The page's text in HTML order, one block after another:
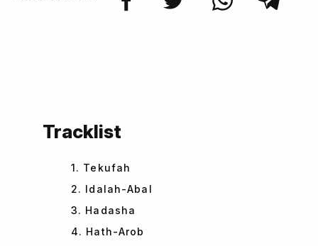
Tracklist
1. Tekufah
2. Idalah-Abal
3. Hadasha
4. Hath-Arob